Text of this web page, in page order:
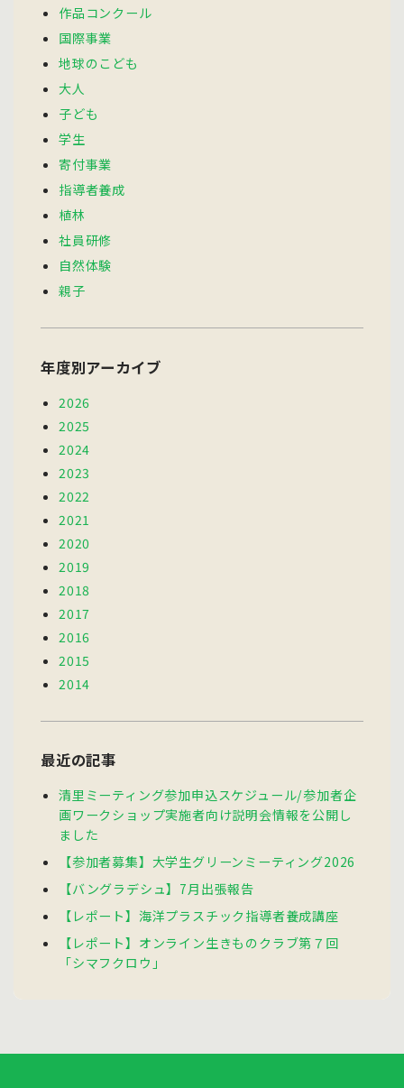
作品コンクール
国際事業
地球のこども
大人
子ども
学生
寄付事業
指導者養成
植林
社員研修
自然体験
親子
年度別アーカイブ
2026
2025
2024
2023
2022
2021
2020
2019
2018
2017
2016
2015
2014
最近の記事
清里ミーティング参加申込スケジュール/参加者企
画ワークショップ実施者向け説明会情報を公開し
ました
【参加者募集】大学生グリーンミーティング2026
【バングラデシュ】7月出張報告
【レポート】海洋プラスチック指導者養成講座
【レポート】オンライン生きものクラブ第７回
「シマフクロウ」